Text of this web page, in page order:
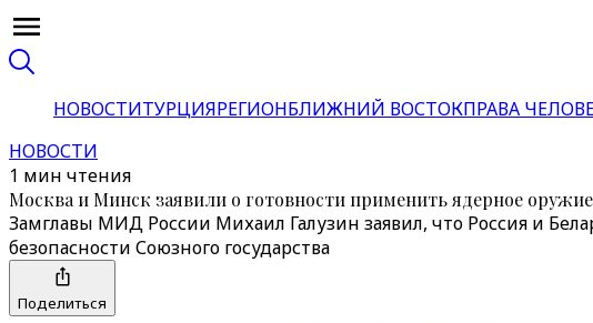
НОВОСТИТУРЦИЯРЕГИОНБЛИЖНИЙ ВОСТОКПРАВА
НОВОСТИ
1 мин чтения
Москва и Минск заявили о готовности применить ядерное
Замглавы МИД России Михаил Галузин заявил, что Россия и
безопасности Союзного государства
Поделиться